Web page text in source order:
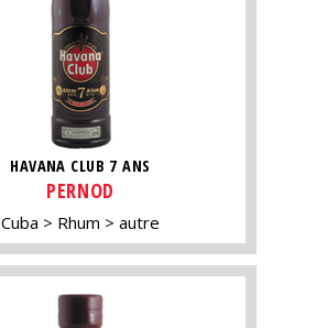
HAVANA CLUB 7 ANS
PERNOD
Cuba Rhum autre